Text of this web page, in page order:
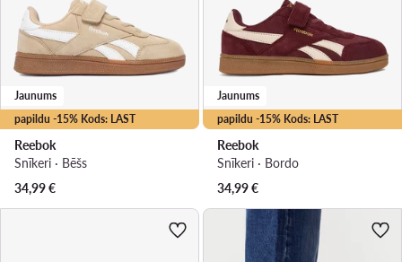
papildu -15% Kods: LAST
Jaunums
Reebok
Snīkeri · Bēšs
34,99€
papildu -15% Kods: LAST
Jaunums
Reebok
Snīkeri · Bordo
34,99€